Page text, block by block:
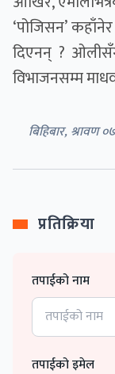
‘पोजिसन’
दिएनन् ?
विभाजनसम्म
बिहिबार, श्रावण
प्रतिक्रिया
तपाईको नाम
तपाईको इमेल